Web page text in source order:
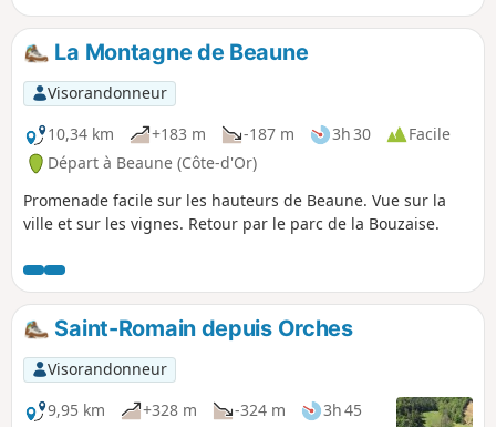
Pernand-Vergelesses et Aloxe-Corton.
Elle est accessible aux chiens et traverse
de charmants villages, des vignobles
célèbres et une campagne magnifique
offrant de superbes vues. Vous
marcherez à la fois en pleine campagne
et dans les bois, sur des sentiers bien
entretenus ou des routes très peu
fréquentées. Il y a quelques montées,
mais dans l'ensemble, la randonnée est
signalées. Bien qu'Aloxe-Corton soit
légèrement en dehors du parcours
officiel de la RDGC, nous terminons là
pour plusieurs raisons, notamment les
options de retour.
La Montagne de Beaune
Visorandonneur
10,34 km
+183 m -187 m 3h 30
Facile
Départ à Beaune (Côte-d'Or)
Promenade facile sur les hauteurs de Beaune. Vue sur la
ville et sur les vignes. Retour par le parc de la Bouzaise.
Saint-Romain depuis Orches
Visorandonneur
9,95 km
+328 m -324 m
3h 45